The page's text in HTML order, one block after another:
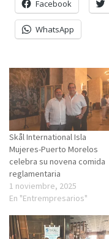
Facebook
WhatsApp
Skål International Isla
Mujeres-Puerto Morelos
celebra su novena comida
reglamentaria
1 noviembre, 2025
En "Entrempresarios"